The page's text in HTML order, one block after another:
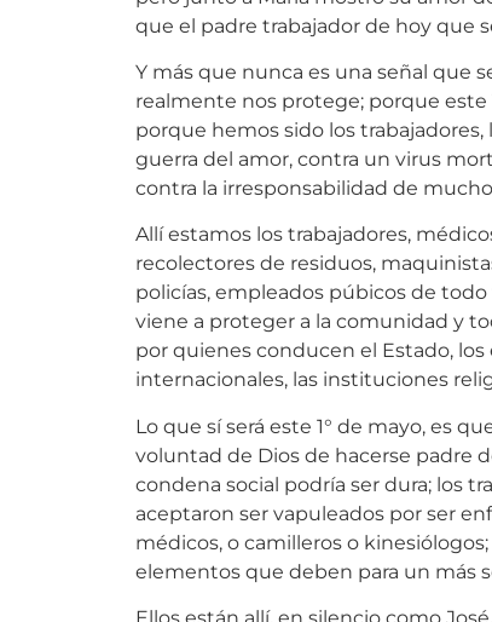
que el padre trabajador de hoy que
Y más que nunca es una señal que
realmente nos protege; porque este
porque hemos sido los
guerra del amor, contra un virus
contra la irresponsabilidad de
Allí estamos los trabajadores,
recolectores de residuos,
policías, empleados púbicos de
viene a proteger a la comunidad y
por quienes conducen el Estado, los
internacionales, las instituciones
Lo que sí será este 1° de mayo, es
voluntad de Dios de hacerse padre
condena social podría ser dura; los
aceptaron ser vapuleados por ser
médicos, o camilleros o
elementos que deben para un más
Ellos están allí, en silencio como